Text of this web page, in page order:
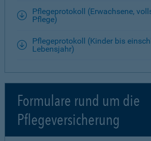
Pflegeprotokoll (Erwachsene,
Pflege)
Pflegeprotokoll (Kinder bis
Lebensjahr)
Formulare rund um die
Pflegeversicherung